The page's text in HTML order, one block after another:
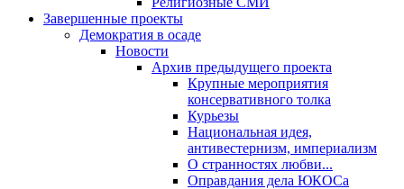
Завершенные проекты
Демократия в осаде
Новости
Архив предыдущего проекта
Крупные мероприятия
консервативного толка
Курьезы
Национальная идея,
антивестернизм, империализм
О странностях любви...
Оправдания дела ЮКОСа